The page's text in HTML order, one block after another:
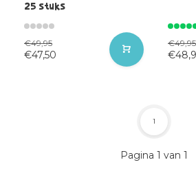
25 stuks
€49,95
€47,50
€49,95
Pagina 1 van 1
1